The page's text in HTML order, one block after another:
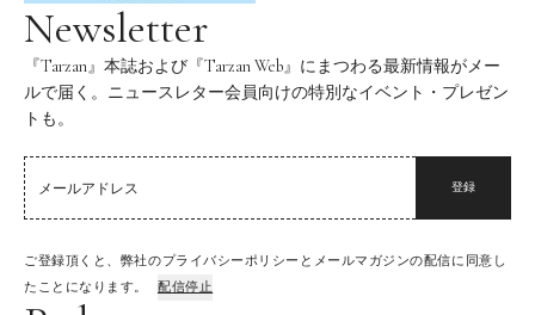
Newsletter
『Tarzan』本誌および『Tarzan Web』にまつわる最新情報がメー
ルで届く。ニュースレター会員向けの特別なイベント・プレゼン
トも。
登録
ご登録頂くと、弊社のプライバシーポリシーとメールマガジンの配信に同意し
たことになります。
配信停止